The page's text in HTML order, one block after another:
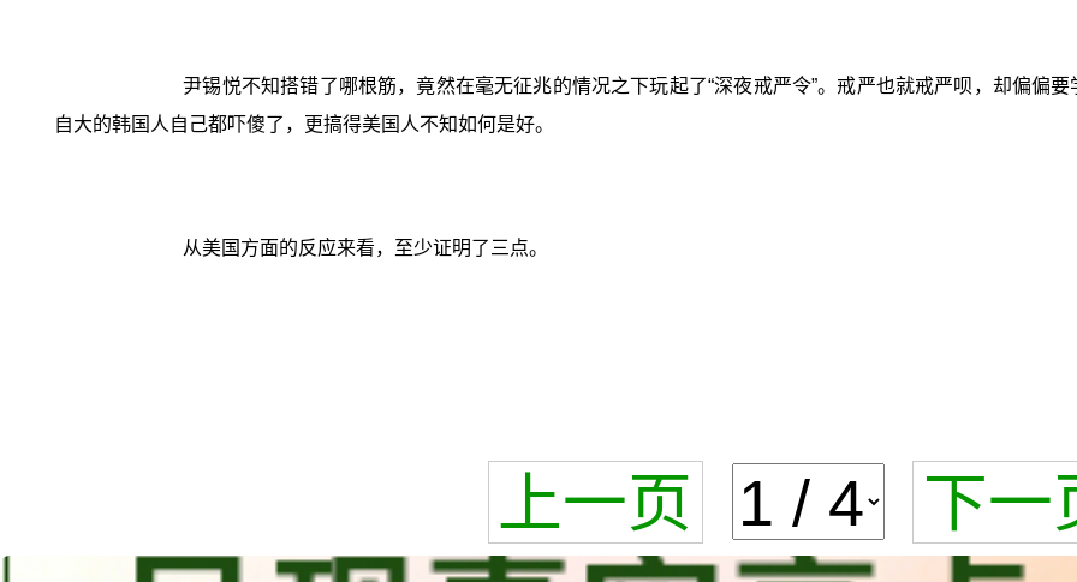
尹锡悦不知搭错了哪根筋，竟然在毫无征兆的情况之下玩起了“深夜戒严令”。戒严也就戒严呗，却偏偏
自大的韩国人自己都吓傻了，更搞得美国人不知如何是好。
从美国方面的反应来看，至少证明了三点。
上一页 下一